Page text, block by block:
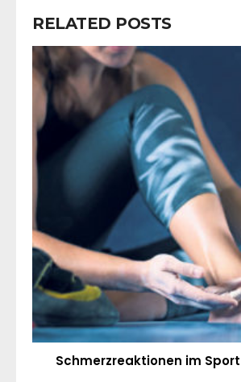
RELATED POSTS
Schmerzreaktionen im